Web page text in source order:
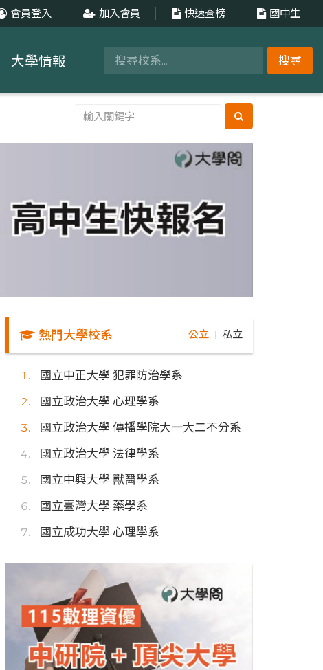
會員登入 加入會員 快速查榜 國中生
搜尋
大學情報
熱門大學校系 公立 私立
國立中正大學 犯罪防治學系
國立政治大學 心理學系
國立政治大學 傳播學院大一大二不分系
國立政治大學 法律學系
國立中興大學 獸醫學系
國立臺灣大學 藥學系
國立成功大學 心理學系